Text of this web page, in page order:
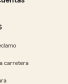
carretera